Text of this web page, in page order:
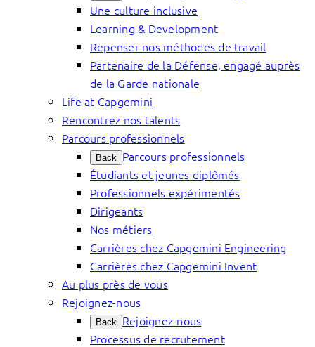
Une culture inclusive
Learning & Development
Repenser nos méthodes de travail
Partenaire de la Défense, engagé auprès
de la Garde nationale
Life at Capgemini
Rencontrez nos talents
Parcours professionnels
Back Parcours professionnels
Étudiants et jeunes diplômés
Professionnels expérimentés
Dirigeants
Nos métiers
Carrières chez Capgemini Engineering
Carrières chez Capgemini Invent
Au plus près de vous
Rejoignez-nous
Back Rejoignez-nous
Processus de recrutement